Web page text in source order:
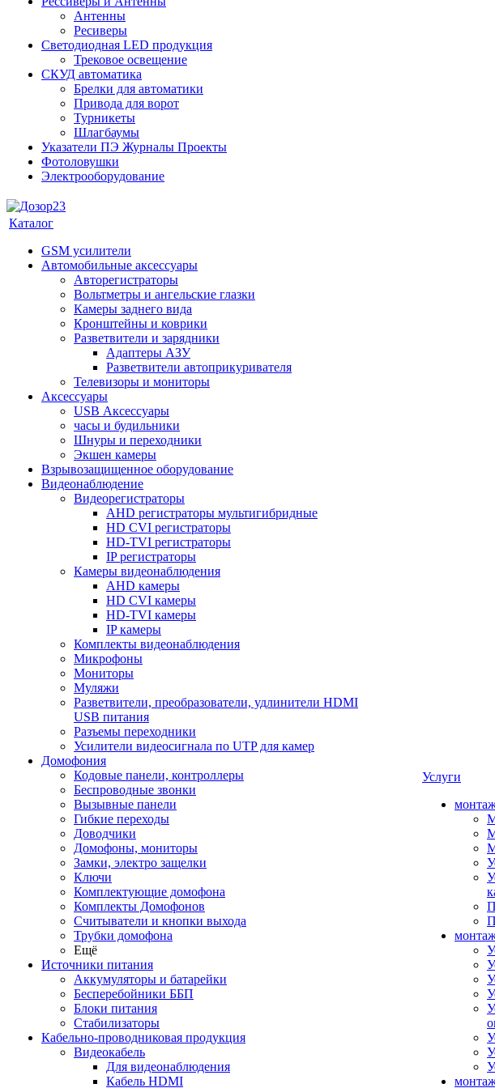
Антенны
Ресиверы
Светодиодная LED продукция
Трековое освещение
СКУД автоматика
Брелки для автоматики
Привода для ворот
Турникеты
Шлагбаумы
Указатели ПЭ Журналы Проекты
Фотоловушки
Электрооборудование
Каталог
GSM усилители
Автомобильные аксессуары
Авторегистраторы
Вольтметры и ангельские глазки
Камеры заднего вида
Кронштейны и коврики
Разветвители и зарядники
Адаптеры АЗУ
Разветвители автоприкуривателя
Телевизоры и мониторы
Аксессуары
USB Аксессуары
часы и будильники
Шнуры и переходники
Экшен камеры
Взрывозащищенное оборудование
Видеонаблюдение
Видеорегистраторы
AHD регистраторы мультигибридные
HD CVI регистраторы
HD-TVI регистраторы
IP регистраторы
Камеры видеонаблюдения
AHD камеры
HD CVI камеры
HD-TVI камеры
IP камеры
Комплекты видеонаблюдения
Микрофоны
Мониторы
Муляжи
Разветвители, преобразователи, удлинители HDMI
USB питания
Разъемы переходники
Усилители видеосигнала по UTP для камер
Домофония
Кодовые панели, контроллеры
Беспроводные звонки
Вызывные панели
Гибкие переходы
Доводчики
Домофоны, мониторы
Замки, электро защелки
Ключи
Комплектующие домофона
Комплекты Домофонов
Считыватели и кнопки выхода
Трубки домофона
Ещё
Источники питания
Аккумуляторы и батарейки
Бесперебойники ББП
Блоки питания
Стабилизаторы
Кабельно-проводниковая продукция
Видеокабель
Для видеонаблюдения
Кабель HDMI
Услуги